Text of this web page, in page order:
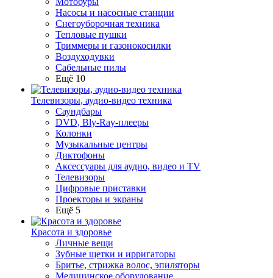
Насосы и насосные станции
Снегоуборочная техника
Тепловые пушки
Триммеры и газонокосилки
Воздуходувки
Сабельные пилы
Ещё 10
Телевизоры, аудио-видео техника
Саундбары
DVD, Bly-Ray-плееры
Колонки
Музыкальные центры
Диктофоны
Аксессуары для аудио, видео и TV
Телевизоры
Цифровые приставки
Проекторы и экраны
Ещё 5
Красота и здоровье
Личные вещи
Зубные щетки и ирригаторы
Бритье, стрижка волос, эпиляторы
Медицинское оборудование